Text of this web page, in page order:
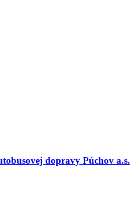
dopravy Púchov a.s.